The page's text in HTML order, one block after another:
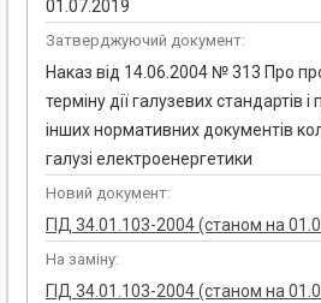
01.07.2019
Затверджуючий документ:
Наказ від 14.06.2004 № 313 Про
терміну дії галузевих стандартів
інших нормативних документів
галузі електроенергетики
Новий документ:
ГІД 34.01.103-2004 (станом на
На заміну:
ГІД 34.01.103-2004 (станом на